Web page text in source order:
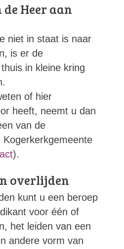
Heer aan
niet in staat is naar
is er de
in kleine kring
of hier
heeft, neemt u dan
van de
).
overlijden
kunt u een beroep
voor één of
het leiden van een
andere vorm van